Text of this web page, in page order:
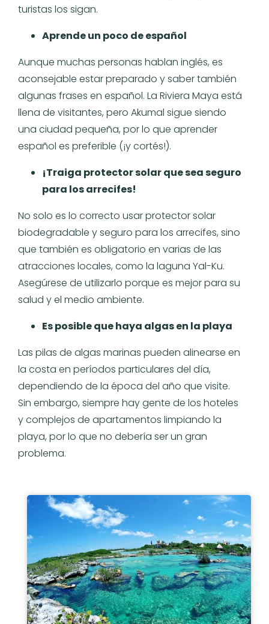
turistas los sigan.
Aprende un poco de español
Aunque muchas personas hablan inglés, es
aconsejable estar preparado y saber también
algunas frases en español. La Riviera Maya está
llena de visitantes, pero Akumal sigue siendo
una ciudad pequeña, por lo que aprender
español es preferible (¡y cortés!).
¡Traiga protector solar que sea seguro
para los arrecifes!
No solo es lo correcto usar protector solar
biodegradable y seguro para los arrecifes, sino
que también es obligatorio en varias de las
atracciones locales, como la laguna Yal-Ku.
Asegúrese de utilizarlo porque es mejor para su
salud y el medio ambiente.
Es posible que haya algas en la playa
Las pilas de algas marinas pueden alinearse en
la costa en períodos particulares del día,
dependiendo de la época del año que visite.
Sin embargo, siempre hay gente de los hoteles
y complejos de apartamentos limpiando la
playa, por lo que no debería ser un gran
problema.